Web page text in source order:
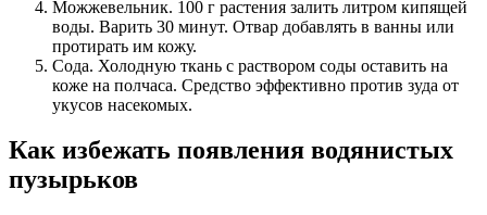
Можжевельник. 100 г растения залить литром кипящей
воды. Варить 30 минут. Отвар добавлять в ванны или
протирать им кожу.
Сода. Холодную ткань с раствором соды оставить на
коже на полчаса. Средство эффективно против зуда от
укусов насекомых.
Как избежать появления водянистых
пузырьков